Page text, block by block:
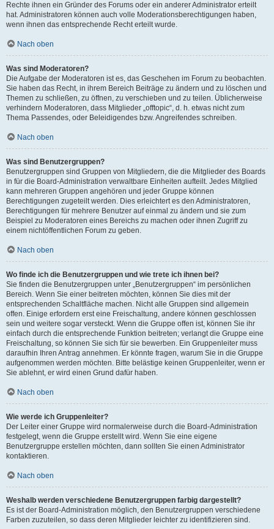
Rechte ihnen ein Gründer des Forums oder ein anderer Administrator erteilt
hat. Administratoren können auch volle Moderationsberechtigungen haben,
wenn ihnen das entsprechende Recht erteilt wurde.
Nach oben
Was sind Moderatoren?
Die Aufgabe der Moderatoren ist es, das Geschehen im Forum zu beobachten.
Sie haben das Recht, in ihrem Bereich Beiträge zu ändern und zu löschen und
Themen zu schließen, zu öffnen, zu verschieben und zu teilen. Üblicherweise
verhindern Moderatoren, dass Mitglieder „offtopic“, d. h. etwas nicht zum
Thema Passendes, oder Beleidigendes bzw. Angreifendes schreiben.
Nach oben
Was sind Benutzergruppen?
Benutzergruppen sind Gruppen von Mitgliedern, die die Mitglieder des Boards
in für die Board-Administration verwaltbare Einheiten aufteilt. Jedes Mitglied
kann mehreren Gruppen angehören und jeder Gruppe können
Berechtigungen zugeteilt werden. Dies erleichtert es den Administratoren,
Berechtigungen für mehrere Benutzer auf einmal zu ändern und sie zum
Beispiel zu Moderatoren eines Bereichs zu machen oder ihnen Zugriff zu
einem nichtöffentlichen Forum zu geben.
Nach oben
Wo finde ich die Benutzergruppen und wie trete ich ihnen bei?
Sie finden die Benutzergruppen unter „Benutzergruppen“ im persönlichen
Bereich. Wenn Sie einer beitreten möchten, können Sie dies mit der
entsprechenden Schaltfläche machen. Nicht alle Gruppen sind allgemein
offen. Einige erfordern erst eine Freischaltung, andere können geschlossen
sein und weitere sogar versteckt. Wenn die Gruppe offen ist, können Sie ihr
einfach durch die entsprechende Funktion beitreten; verlangt die Gruppe eine
Freischaltung, so können Sie sich für sie bewerben. Ein Gruppenleiter muss
daraufhin Ihren Antrag annehmen. Er könnte fragen, warum Sie in die Gruppe
aufgenommen werden möchten. Bitte belästige keinen Gruppenleiter, wenn er
Sie ablehnt, er wird einen Grund dafür haben.
Nach oben
Wie werde ich Gruppenleiter?
Der Leiter einer Gruppe wird normalerweise durch die Board-Administration
festgelegt, wenn die Gruppe erstellt wird. Wenn Sie eine eigene
Benutzergruppe erstellen möchten, dann sollten Sie einen Administrator
kontaktieren.
Nach oben
Weshalb werden verschiedene Benutzergruppen farbig dargestellt?
Es ist der Board-Administration möglich, den Benutzergruppen verschiedene
Farben zuzuteilen, so dass deren Mitglieder leichter zu identifizieren sind.